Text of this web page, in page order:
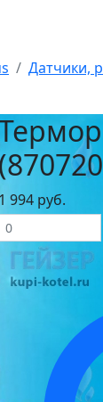
Датчики,
1 994 руб.